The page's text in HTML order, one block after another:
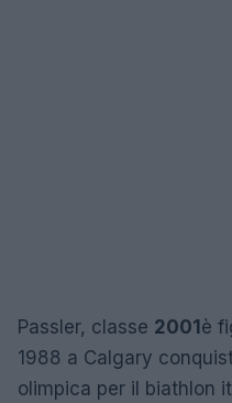
Passler, classe 2001 è
1988 a Calgary
olimpica per il biathlon